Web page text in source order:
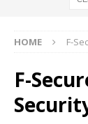
HOME F-
F-